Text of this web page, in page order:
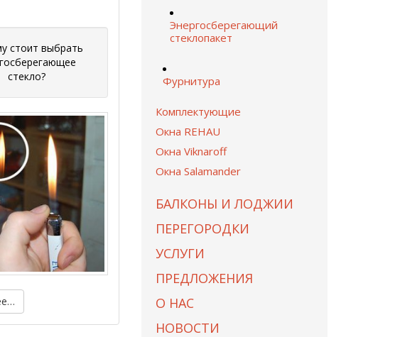
стоит выбрать
стекло?
Энергосберегающий
стеклопакет
Фурнитура
Комплектующие
Окна REHAU
Окна Viknaroff
Окна Salamander
БАЛКОНЫ И ЛОДЖИИ
ПЕРЕГОРОДКИ
УСЛУГИ
ПРЕДЛОЖЕНИЯ
О НАС
НОВОСТИ